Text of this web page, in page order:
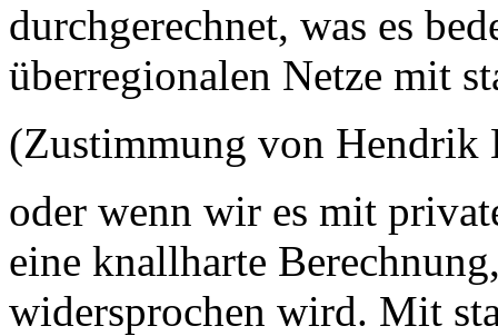
durchgerechnet, was es
überregionalen Netze mit
(Zustimmung von Hendrik
oder wenn wir es mit
eine knallharte
widersprochen wird. Mit